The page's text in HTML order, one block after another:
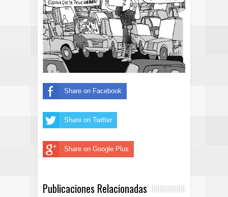
Share on Facebook
Share on Twitter
Share on Google Plus
Publicaciones Relacionadas